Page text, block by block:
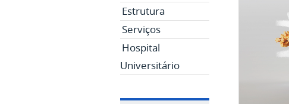
Estrutura
Serviços
Hospital
Universitário